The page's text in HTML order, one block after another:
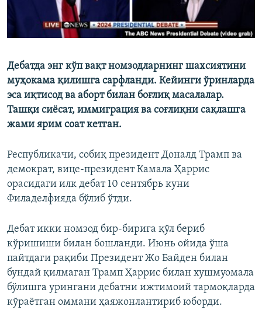
Дебатда энг кўп вақт номзодларнинг шахсиятини
муҳокама қилишга сарфланди. Кейинги ўринларда
эса иқтисод ва аборт билан боғлиқ масалалар.
Ташқи сиёсат, иммиграция ва соғлиқни сақлашга
жами ярим соат кетган.
Республикачи, собиқ президент Доналд Трамп ва
демократ, вице-президент Камала Ҳаррис
орасидаги илк дебат 10 сентябрь куни
Филаделфияда бўлиб ўтди.
Дебат икки номзод бир-бирига қўл бериб
кўришиши билан бошланди. Июнь ойида ўша
пайтдаги рақиби Президент Жо Байден билан
бундай қилмаган Трамп Ҳаррис билан хушмуомала
бўлишга урингани дебатни ижтимоий тармоқларда
кўраётган оммани ҳаяжонлантириб юборди.